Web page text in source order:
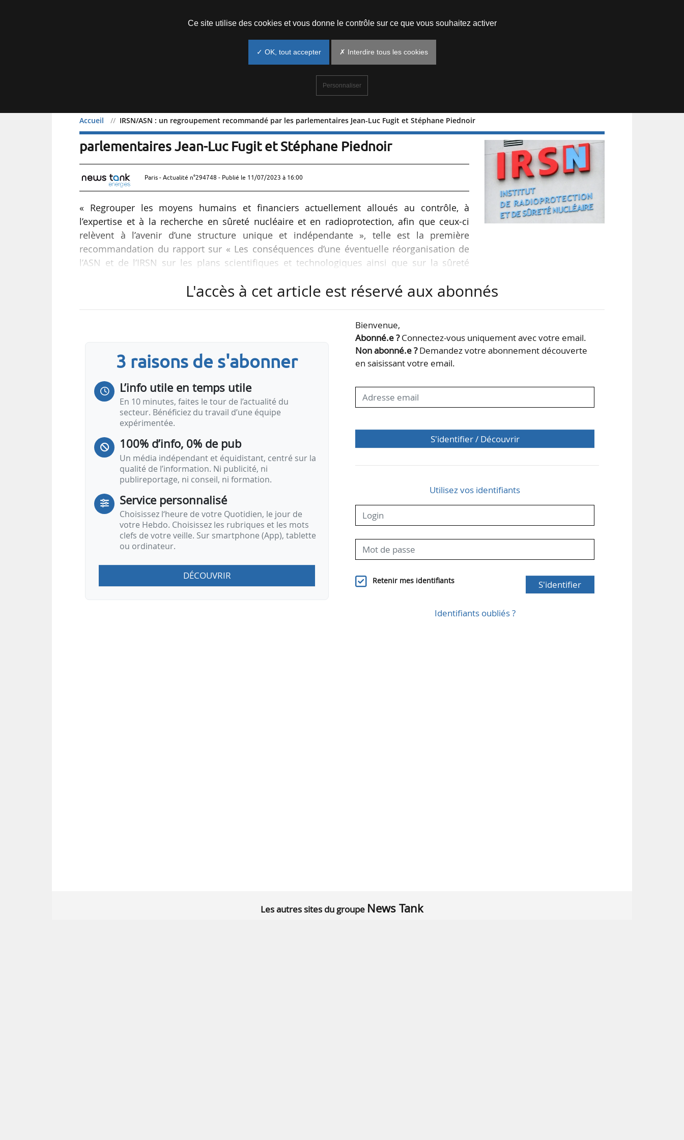
Accueil IRSN/ASN : un regroupement recommandé par les parlementaires Jean-Luc Fugit et Stéphane Piednoir
IRSN/ASN : un regroupement recommandé par les
parlementaires Jean-Luc Fugit et Stéphane Piednoir
Paris - Actualité n°294748 - Publié le 11/07/2023 à 16:00
« Regrouper les moyens humains et financiers actuellement alloués au contrôle, à
l’expertise et à la recherche en sûreté nucléaire et en radioprotection, afin que ceux-ci
relèvent à l’avenir d’une structure unique et indépendante », telle est la première
recommandation du rapport sur « Les conséquences d’une éventuelle réorganisation de
l’ASN et de l’IRSN sur les plans scientifiques et technologiques ainsi que sur la sûreté
Stéphane Piednoir, sénateur (LR), présenté à huis clos le 11/07/2023 à l’Office
Les deux parlementaires, membres de l’Opecst, ont procédé le 06/06/2023 à une audition
privée de…
L'accès à cet article est réservé aux abonnés
3 raisons de s'abonner
L’info utile en temps utile
En 10 minutes, faites le tour de l’actualité du
secteur. Bénéficiez du travail d’une équipe
expérimentée.
100% d’info, 0% de pub
Un média indépendant et équidistant, centré sur la
qualité de l’information. Ni publicité, ni
publireportage, ni conseil, ni formation.
Service personnalisé
Choisissez l‘heure de votre Quotidien, le jour de
votre Hebdo. Choisissez les rubriques et les mots
clefs de votre veille. Sur smartphone (App), tablette
ou ordinateur.
DÉCOUVRIR
Bienvenue,
Abonné.e ?Connectez-vous uniquement avec votre email.
Non abonné.e ?Demandez votre abonnement découverte
en saisissant votre email.
S'identifier / Découvrir
Utilisez vos identifiants
Retenir mes identifiants S'identifier
Identifiants oubliés ?
Les autres sites du groupe News Tank
Ce site utilise des cookies et vous donne le contrôle sur ce que vous souhaitez activer
✓ OK, tout accepter ✗ Interdire tous les cookies
Personnaliser